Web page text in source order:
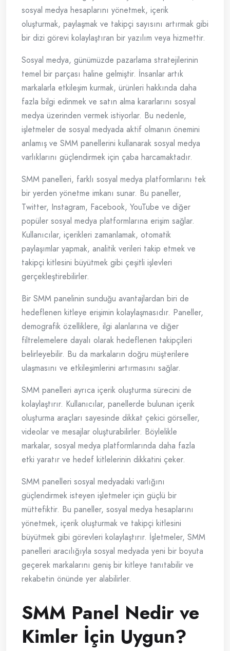
sosyal medya hesaplarını yönetmek, içerik
oluşturmak, paylaşmak ve takipçi sayısını artırmak gibi
bir dizi görevi kolaylaştıran bir yazılım veya hizmettir.
Sosyal medya, günümüzde pazarlama stratejilerinin
temel bir parçası haline gelmiştir. İnsanlar artık
markalarla etkileşim kurmak, ürünleri hakkında daha
fazla bilgi edinmek ve satın alma kararlarını sosyal
medya üzerinden vermek istiyorlar. Bu nedenle,
işletmeler de sosyal medyada aktif olmanın önemini
anlamış ve SMM panellerini kullanarak sosyal medya
varlıklarını güçlendirmek için çaba harcamaktadır.
SMM panelleri, farklı sosyal medya platformlarını tek
bir yerden yönetme imkanı sunar. Bu paneller,
Twitter, Instagram, Facebook, YouTube ve diğer
popüler sosyal medya platformlarına erişim sağlar.
Kullanıcılar, içerikleri zamanlamak, otomatik
paylaşımlar yapmak, analitik verileri takip etmek ve
takipçi kitlesini büyütmek gibi çeşitli işlevleri
gerçekleştirebilirler.
Bir SMM panelinin sunduğu avantajlardan biri de
hedeflenen kitleye erişimin kolaylaşmasıdır. Paneller,
demografik özelliklere, ilgi alanlarına ve diğer
filtrelemelere dayalı olarak hedeflenen takipçileri
belirleyebilir. Bu da markaların doğru müşterilere
ulaşmasını ve etkileşimlerini artırmasını sağlar.
SMM panelleri ayrıca içerik oluşturma sürecini de
kolaylaştırır. Kullanıcılar, panellerde bulunan içerik
oluşturma araçları sayesinde dikkat çekici görseller,
videolar ve mesajlar oluşturabilirler. Böylelikle
markalar, sosyal medya platformlarında daha fazla
etki yaratır ve hedef kitlelerinin dikkatini çeker.
SMM panelleri sosyal medyadaki varlığını
güçlendirmek isteyen işletmeler için güçlü bir
müttefiktir. Bu paneller, sosyal medya hesaplarını
yönetmek, içerik oluşturmak ve takipçi kitlesini
büyütmek gibi görevleri kolaylaştırır. İşletmeler, SMM
panelleri aracılığıyla sosyal medyada yeni bir boyuta
geçerek markalarını geniş bir kitleye tanıtabilir ve
rekabetin önünde yer alabilirler.
SMM Panel Nedir ve
Kimler İçin Uygun?